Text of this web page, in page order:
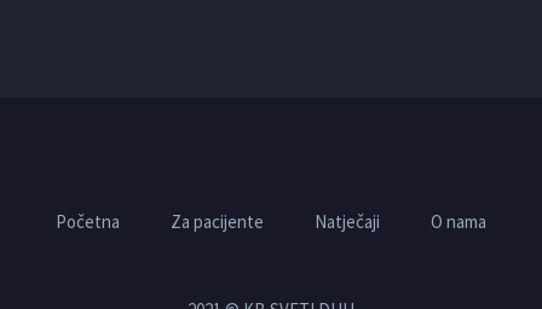
Početna Za pacijente Natječaji O nama